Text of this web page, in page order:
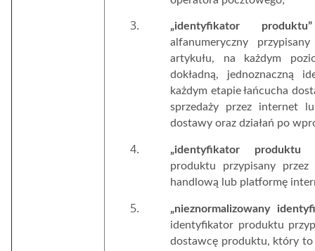
„identyfikator produktu”
alfanumeryczny
artykułu, na każdym
dokładną, jednoznaczną
każdym etapie łańcucha
sprzedaży przez internet
dostawy oraz działań po
„identyfikator produktu
produktu przypisany przez
handlową lub platformę
„nieznormalizowany
identyfikator produktu
dostawcę produktu, który